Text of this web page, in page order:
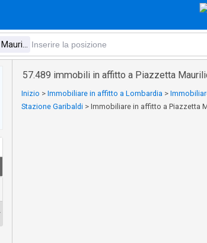
57.489 immobili in affitto a Piazzetta
Inizio > Immobiliare in affitto a Lombardia >
Stazione Garibaldi > Immobiliare in affitto a Piazzetta